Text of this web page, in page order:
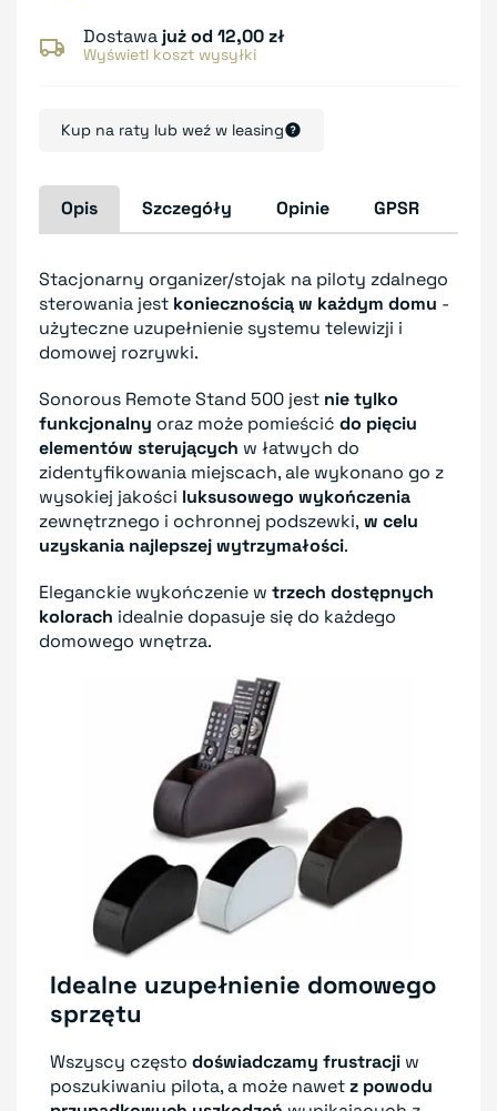
Dostawa już od 12,00 zł
Wyświetl koszt wysyłki
Kup na raty lub weź w leasing
Opis Szczegóły Opinie GPSR
Stacjonarny organizer/stojak na piloty zdalnego
sterowania jest koniecznością w każdym domu -
użyteczne uzupełnienie systemu telewizji i
domowej rozrywki.
Sonorous Remote Stand 500 jest nie tylko
funkcjonalny oraz może pomieścić do pięciu
elementów sterujących w łatwych do
zidentyfikowania miejscach, ale wykonano go z
wysokiej jakości luksusowego wykończenia
zewnętrznego i ochronnej podszewki, w celu
uzyskania najlepszej wytrzymałości.
Eleganckie wykończenie w trzech dostępnych
kolorach idealnie dopasuje się do każdego
domowego wnętrza.
Idealne uzupełnienie domowego
sprzętu
Wszyscy często doświadczamy frustracji w
poszukiwaniu pilota, a może nawetz powodu